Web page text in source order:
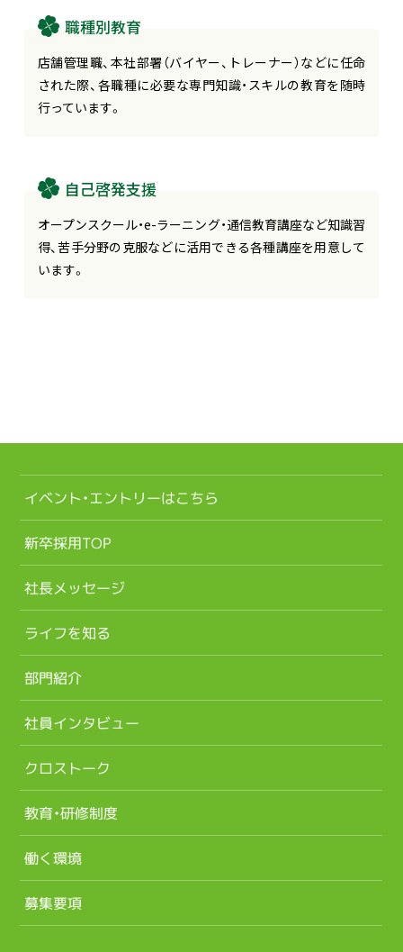
職種別教育
店舗管理職、本社部署（バイヤー、トレーナー）などに任命
された際、各職種に必要な専門知識・スキルの教育を随時
行っています。
自己啓発支援
オープンスクール・e-ラーニング・通信教育講座など知識習
得、苦手分野の克服などに活用できる各種講座を用意して
います。
イベント・エントリーはこちら
新卒採用TOP
社長メッセージ
ライフを知る
部門紹介
社員インタビュー
クロストーク
教育・研修制度
働く環境
募集要項